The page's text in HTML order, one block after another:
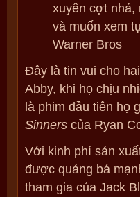
xuyên cợt nhả,
và muốn xem
Warner Bros
Đây là tin vui cho
Abby, khi họ chịu
là phim đầu tiên họ
Sinners của Ryan
Với kinh phí sản
được quảng bá
tham gia của Jack